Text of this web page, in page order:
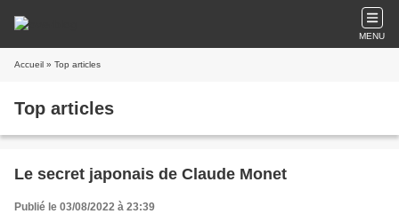
MENU
Accueil » Top articles
Top articles
Le secret japonais de Claude Monet
Publié le 03/08/2022 à 23:39